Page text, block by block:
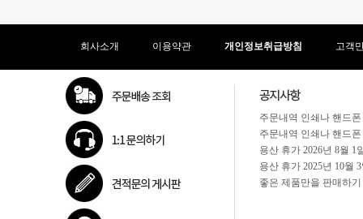
회사소개 이용약관 개인정보취급방침 고객